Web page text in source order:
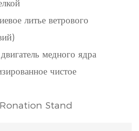
литье ветрового
медного ядра
чистое
Stand